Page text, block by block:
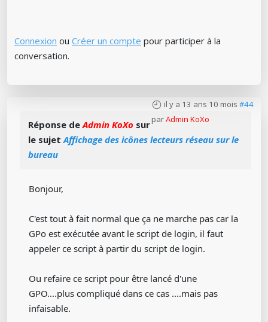
Connexion ou Créer un compte pour participer à la
conversation.
il y a 13 ans 10 mois #44
parAdmin KoXo
Réponse deAdmin KoXo sur
le sujet Affichage des icônes lecteurs réseau sur le
bureau
Bonjour,
C'est tout à fait normal que ça ne marche pas car la
GPo est exécutée avant le script de login, il faut
appeler ce script à partir du script de login.
Ou refaire ce script pour être lancé d'une
GPO....plus compliqué dans ce cas ....mais pas
infaisable.